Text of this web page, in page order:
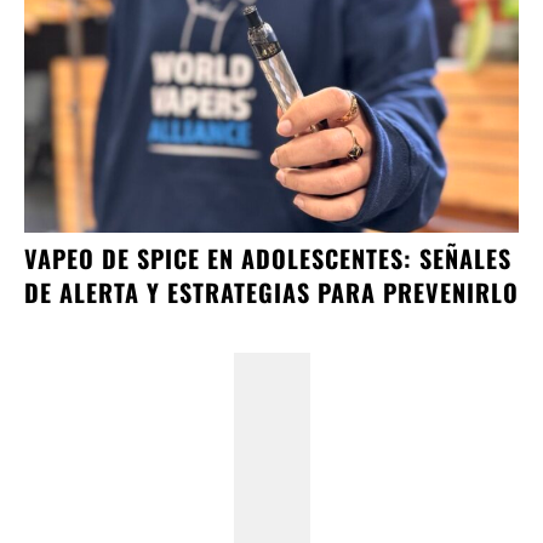
VAPEO DE SPICE EN ADOLESCENTES: SEÑALES
DE ALERTA Y ESTRATEGIAS PARA PREVENIRLO